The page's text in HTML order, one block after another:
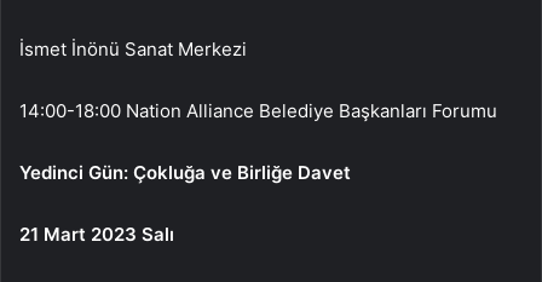
İsmet İnönü Sanat Merkezi
14:00-18:00 Nation Alliance Belediye Başkanları Forumu
Yedinci Gün: Çokluğa ve Birliğe Davet
21 Mart 2023 Salı